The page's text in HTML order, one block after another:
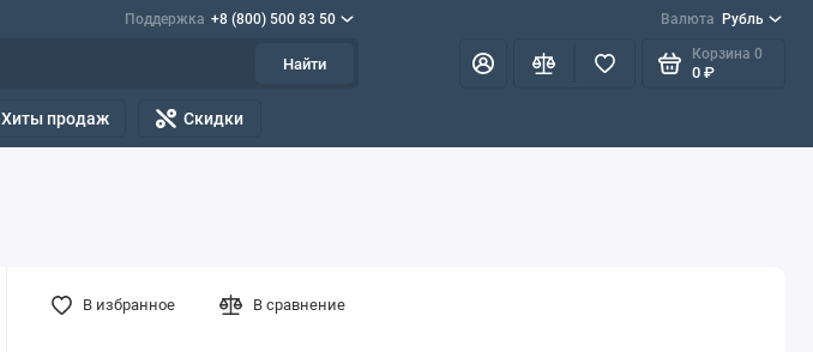
Поддержка +8 (800) 500 83 50 Валюта Рубль
Найти
Корзина 0
0 ₽
Хиты продаж Скидки
В избранное В сравнение